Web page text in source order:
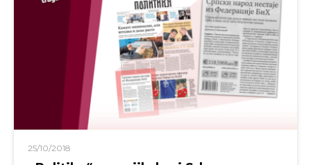
25/10/2018